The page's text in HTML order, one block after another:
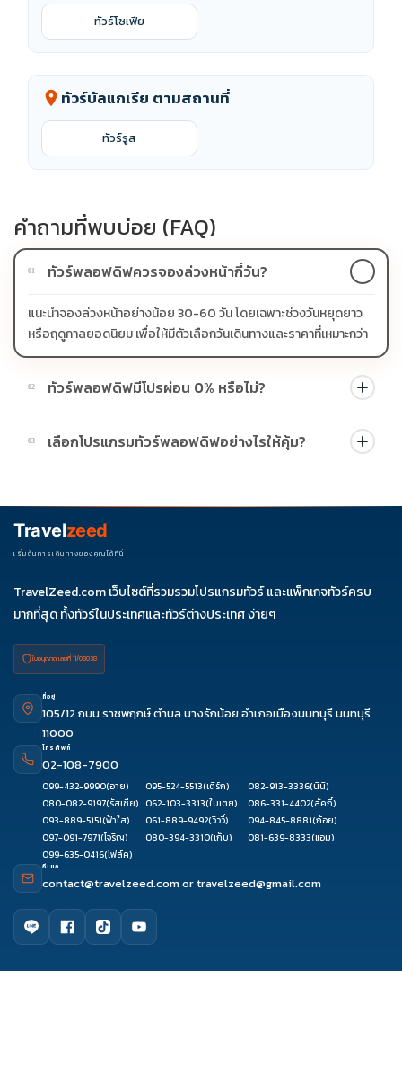
ทัวร์โซเฟีย
location_on ทัวร์บัลแกเรีย ตามสถานที่
ทัวร์รูส
คำถามที่พบบ่อย (FAQ)
01 ทัวร์พลอฟดิฟควรจองล่วงหน้ากี่วัน?
แนะนำจองล่วงหน้าอย่างน้อย 30-60 วัน โดยเฉพาะช่วงวันหยุดยาว
หรือฤดูกาลยอดนิยม เพื่อให้มีตัวเลือกวันเดินทางและราคาที่เหมาะกว่า
02 ทัวร์พลอฟดิฟมีโปรผ่อน 0% หรือไม่?
บางโปรแกรมมีโปรผ่อน 0% หรือโปรโมชั่นบัตรเครดิตตามเงื่อนไขที่
บริษัทกำหนด สามารถดูสัญลักษณ์โปรโมชั่นในรายการทัวร์แต่ละ
03 เลือกโปรแกรมทัวร์พลอฟดิฟอย่างไรให้คุ้ม?
ช่วงราคา ไม่ควรเทียบจากราคาต่ำสุดเพียงอย่างเดียว
Travelzeed
เริ่มต้นการเดินทางของคุณได้ที่นี่
TravelZeed.com เว็บไซต์ที่รวมรวมโปรแกรมทัวร์ และแพ็กเกจทัวร์ครบ
มากที่สุด ทั้งทัวร์ในประเทศและทัวร์ต่างประเทศ ง่ายๆ
ใบอนุญาต เลขที่ 11/08038
ที่อยู่
105/12 ถนน ราชพฤกษ์ ตำบล บางรักน้อย อำเภอเมืองนนทบุรี นนทบุรี
11000
โทรศัพท์
02-108-7900
099-432-9990(อาย) 095-524-5513(เติร์ก) 082-913-3336(นินิ)
080-082-9197(รัสเซีย) 062-103-3313(ใบเตย) 086-331-4402(ลัคกี้)
093-889-5151(ฟ้าใส) 061-889-9492(วิววี่) 094-845-8881(ก้อย)
097-091-7971(โจริญ) 080-394-3310(เก็บ) 081-639-8333(แอม)
099-635-0416(โฟล์ค)
อีเมล
contact@travelzeed.comortravelzeed@gmail.com